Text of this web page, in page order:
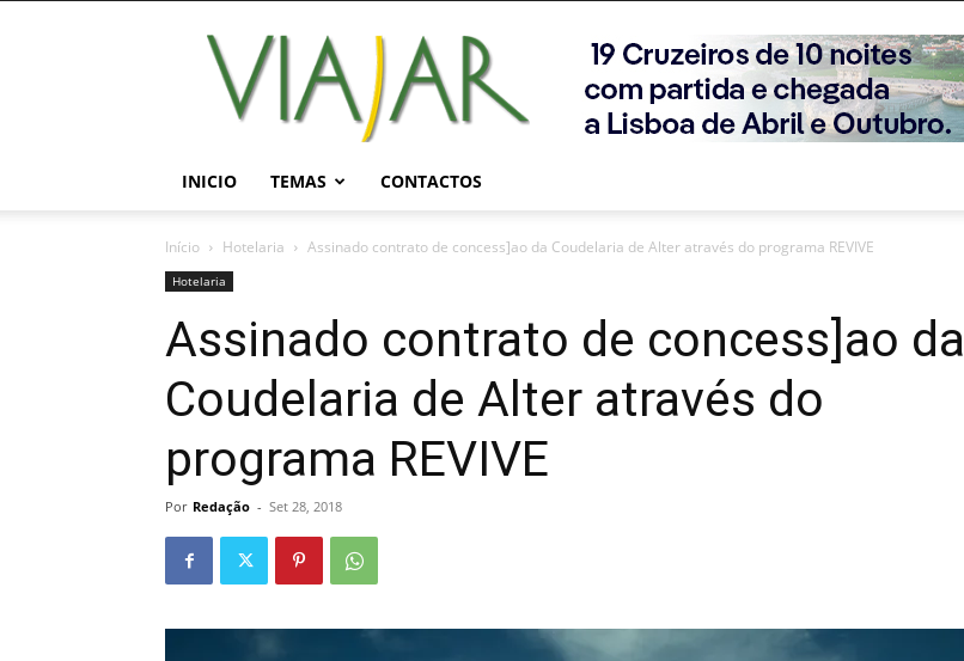
Viajar
Magazine
Online
INICIO TEMAS CONTACTOS
Início Hotelaria Assinado contrato de concess]ao da Coudelaria de Alter através do programa REVIVE
Hotelaria
Assinado contrato de concess]ao da
Coudelaria de Alter através do
programa REVIVE
Por Redação - Set 28, 2018